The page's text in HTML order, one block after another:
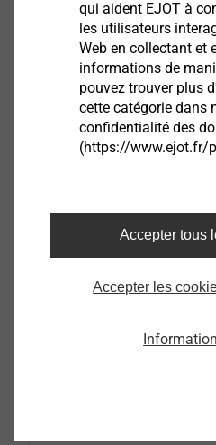
Dans les façades
fixation EJOT assurent
les composants du
qui aident EJOT à
les utilisateurs
Web en collectant et
informations de
pouvez trouver plus
cette catégorie dans
confidentialité des
(https://www.ejot.fr/
Accepter tous
Accepter les